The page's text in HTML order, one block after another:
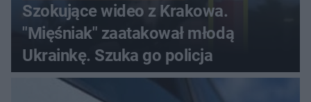
Szokujące wideo z Krakowa.
"Mięśniak" zaatakował młodą
Ukrainkę. Szuka go policja